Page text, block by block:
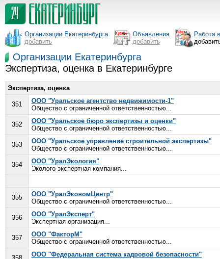
Организации Екатеринбурга
добавить
Объявления
добавить
Работа
Организации Екатеринбурга
Экспертиза, оценка в Екатеринбурге
Экспертиза, оценка
351
ООО "Уральское агентство недвижимости-1"
Общество с ограниченной ответственностью...
352
ООО "Уральское бюро экспертизы и оценки"
Общество с ограниченной ответственностью...
353
ООО "Уральское управление строительной экспертизы"
Общество с ограниченной ответственностью...
354
ООО "УралЭкология"
Эколого-экспертная компания...
355
ООО "УралЭкономЦентр"
Общество с ограниченной ответственностью...
356
ООО "УралЭксперт"
Экспертная организация...
357
ООО "ФакторМ"
Общество с ограниченной ответственностью...
ООО "Федеральная система кадровой безопасности"